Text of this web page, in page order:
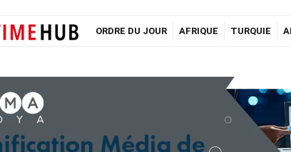
ORDRE DU JOUR AFRIQUE TURQUIE